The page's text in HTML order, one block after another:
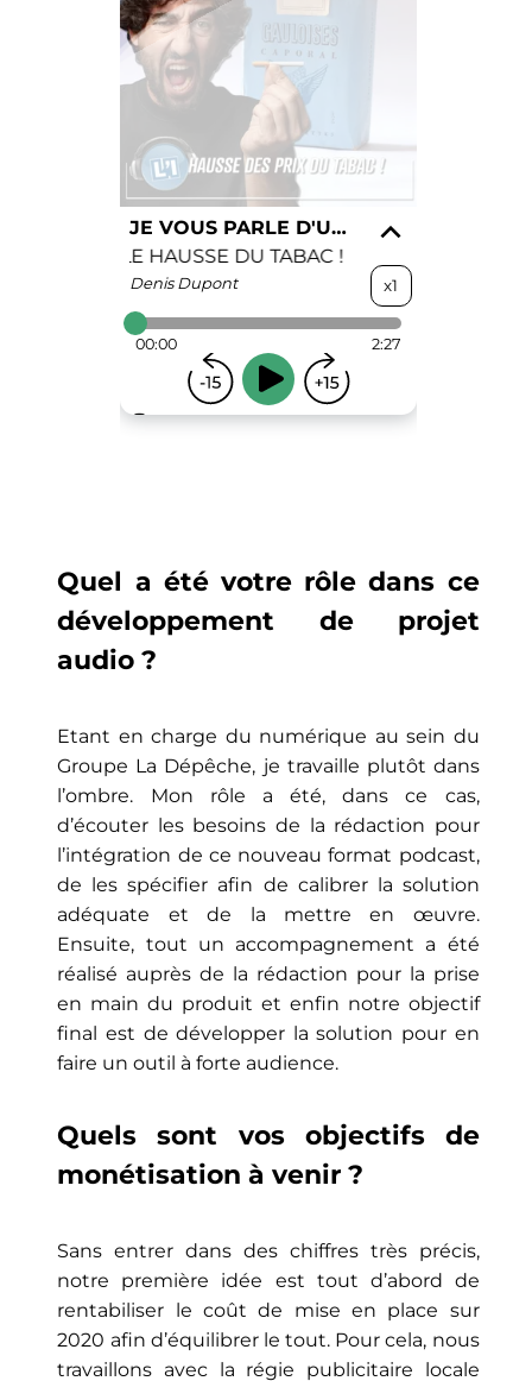
Quel a été votre rôle dans ce
développement de projet
audio ?
Etant en charge du numérique au sein du
Groupe La Dépêche, je travaille plutôt dans
l’ombre. Mon rôle a été, dans ce cas,
d’écouter les besoins de la rédaction pour
l’intégration de ce nouveau format podcast,
de les spécifier afin de calibrer la solution
adéquate et de la mettre en œuvre.
Ensuite, tout un accompagnement a été
réalisé auprès de la rédaction pour la prise
en main du produit et enfin notre objectif
final est de développer la solution pour en
faire un outil à forte audience.
Quels sont vos objectifs de
monétisation à venir ?
Sans entrer dans des chiffres très précis,
notre première idée est tout d’abord de
rentabiliser le coût de mise en place sur
2020 afin d’équilibrer le tout. Pour cela, nous
travaillons avec la régie publicitaire locale